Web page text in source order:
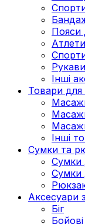
Пояси
Інші
Товари для
Інші
Сумки та
Сумки
Сумки
Аксесуари
Біг